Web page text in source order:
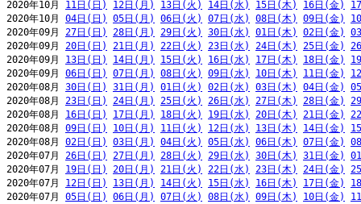
2020年10月 11日(日) 12日(月) 13日(火) 14日(水) 15日(木) 16日(金)
2020年10月 04日(日) 05日(月) 06日(火) 07日(水) 08日(木) 09日(金)
2020年09月 27日(日) 28日(月) 29日(火) 30日(水) 01日(木) 02日(金)
2020年09月 20日(日) 21日(月) 22日(火) 23日(水) 24日(木) 25日(金)
2020年09月 13日(日) 14日(月) 15日(火) 16日(水) 17日(木) 18日(金)
2020年09月 06日(日) 07日(月) 08日(火) 09日(水) 10日(木) 11日(金)
2020年08月 30日(日) 31日(月) 01日(火) 02日(水) 03日(木) 04日(金)
2020年08月 23日(日) 24日(月) 25日(火) 26日(水) 27日(木) 28日(金)
2020年08月 16日(日) 17日(月) 18日(火) 19日(水) 20日(木) 21日(金)
2020年08月 09日(日) 10日(月) 11日(火) 12日(水) 13日(木) 14日(金)
2020年08月 02日(日) 03日(月) 04日(火) 05日(水) 06日(木) 07日(金)
2020年07月 26日(日) 27日(月) 28日(火) 29日(水) 30日(木) 31日(金)
2020年07月 19日(日) 20日(月) 21日(火) 22日(水) 23日(木) 24日(金)
2020年07月 12日(日) 13日(月) 14日(火) 15日(水) 16日(木) 17日(金)
2020年07月 05日(日) 06日(月) 07日(火) 08日(水) 09日(木) 10日(金)